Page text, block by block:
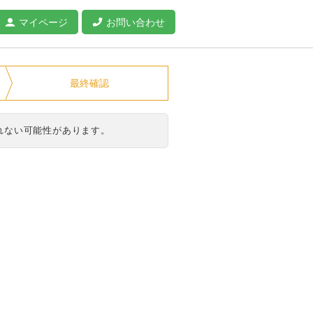
マイページ お問い合わせ
最終確認
い可能性があります。